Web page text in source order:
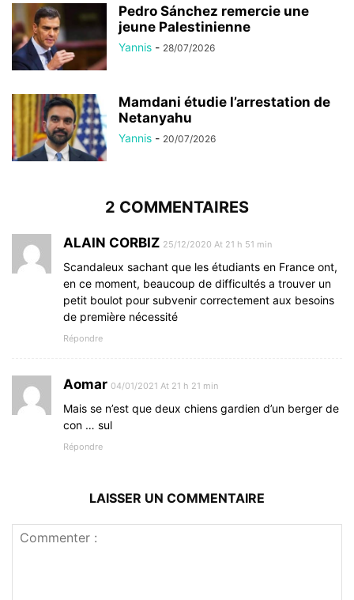
Pedro Sánchez remercie une
jeune Palestinienne
Yannis - 28/07/2026
Mamdani étudie l’arrestation de
Netanyahu
Yannis - 20/07/2026
2 COMMENTAIRES
ALAIN CORBIZ 25/12/2020 At 21 h 51 min
Scandaleux sachant que les étudiants en France ont,
en ce moment, beaucoup de difficultés a trouver un
petit boulot pour subvenir correctement aux besoins
de première nécessité
Répondre
Aomar 04/01/2021 At 21 h 21 min
Mais se n’est que deux chiens gardien d’un berger de
con … sul
Répondre
LAISSER UN COMMENTAIRE